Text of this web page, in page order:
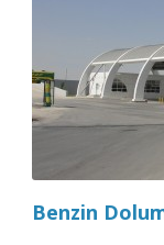
Benzin